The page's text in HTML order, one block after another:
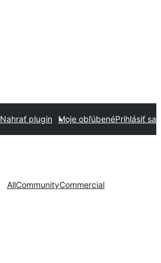
Nahrať plugin Moje obľúbenéPrihlásiť sa
AllCommunityCommercial